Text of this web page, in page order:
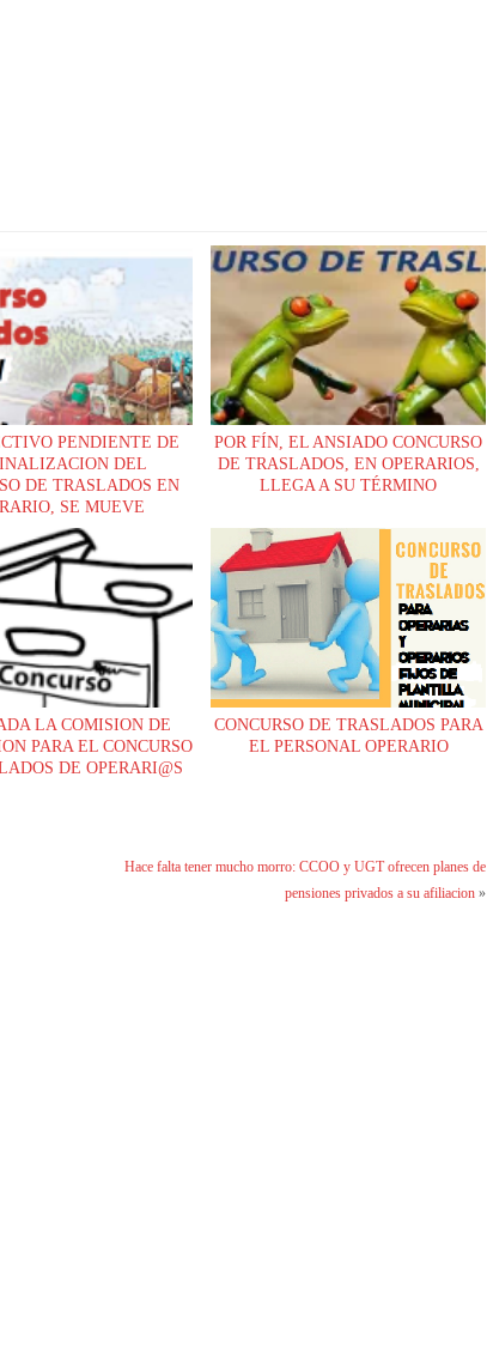
PENDIENTE DE
DEL
DE TRASLADOS EN
SE MUEVE
POR FÍN, EL ANSIADO CONCURSO
DE TRASLADOS, EN OPERARIOS,
LLEGA A SU TÉRMINO
LA COMISION DE
PARA EL CONCURSO
DE OPERARI@S
CONCURSO DE TRASLADOS PARA
EL PERSONAL OPERARIO
Hace falta tener mucho morro: CCOO y UGT ofrecen planes de
pensiones privados a su afiliacion »